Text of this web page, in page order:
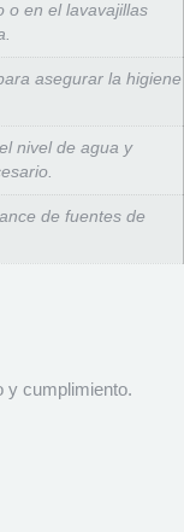
o en el lavavajillas
asegurar la higiene
nivel de agua y
de fuentes de
y cumplimiento.